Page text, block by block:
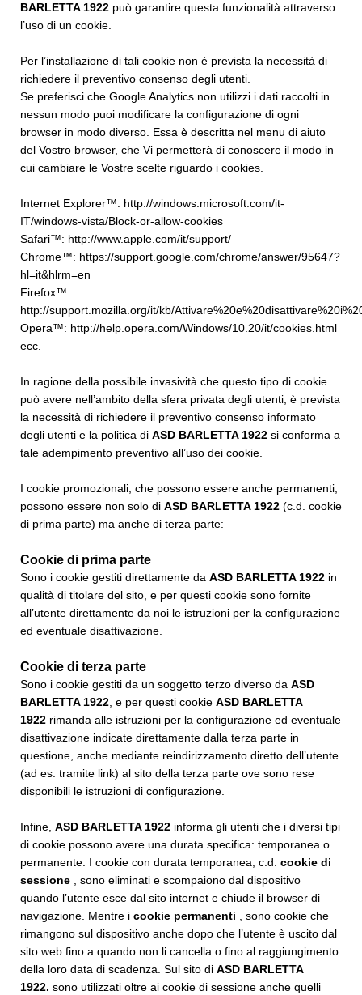
BARLETTA 1922 può garantire questa funzionalità attraverso
l’uso di un cookie.
Per l’installazione di tali cookie non è prevista la necessità di
richiedere il preventivo consenso degli utenti.
Se preferisci che Google Analytics non utilizzi i dati raccolti in
nessun modo puoi modificare la configurazione di ogni
browser in modo diverso. Essa è descritta nel menu di aiuto
del Vostro browser, che Vi permetterà di conoscere il modo in
cui cambiare le Vostre scelte riguardo i cookies.
Internet Explorer™: http://windows.microsoft.com/it-
IT/windows-vista/Block-or-allow-cookies
Safari™: http://www.apple.com/it/support/
Chrome™: https://support.google.com/chrome/answer/95647?
hl=it&hlrm=en
Firefox™:
http://support.mozilla.org/it/kb/
Opera™: http://help.opera.com/Windows/10.20/it/cookies.html
ecc.
In ragione della possibile invasività che questo tipo di cookie
può avere nell’ambito della sfera privata degli utenti, è prevista
la necessità di richiedere il preventivo consenso informato
degli utenti e la politica di ASD BARLETTA 1922 si conforma a
tale adempimento preventivo all’uso dei cookie.
I cookie promozionali, che possono essere anche permanenti,
possono essere non solo di ASD BARLETTA 1922 (c.d. cookie
di prima parte) ma anche di terza parte:
Cookie di prima parte
Sono i cookie gestiti direttamente da ASD BARLETTA 1922 in
qualità di titolare del sito, e per questi cookie sono fornite
all’utente direttamente da noi le istruzioni per la configurazione
ed eventuale disattivazione.
Cookie di terza parte
Sono i cookie gestiti da un soggetto terzo diverso da ASD
BARLETTA 1922 , e per questi cookie ASD BARLETTA
1922 rimanda alle istruzioni per la configurazione ed eventuale
disattivazione indicate direttamente dalla terza parte in
questione, anche mediante reindirizzamento diretto dell’utente
(ad es. tramite link) al sito della terza parte ove sono rese
disponibili le istruzioni di configurazione.
Infine, ASD BARLETTA 1922 informa gli utenti che i diversi tipi
di cookie possono avere una durata specifica: temporanea o
permanente. I cookie con durata temporanea, c.d. cookie di
sessione
, sono eliminati e scompaiono dal dispositivo
quando l’utente esce dal sito internet e chiude il browser di
navigazione. Mentre i cookie permanenti
, sono cookie che
rimangono sul dispositivo anche dopo che l’utente è uscito dal
sito web fino a quando non li cancella o fino al raggiungimento
della loro data di scadenza. Sul sito di ASD BARLETTA
1922. sono utilizzati oltre ai cookie di sessione anche quelli